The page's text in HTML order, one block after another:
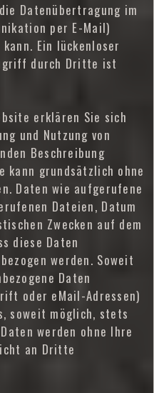
Datenübertragung im
per E-Mail)
Ein lückenloser
durch Dritte ist
erklären Sie sich
und Nutzung von
Beschreibung
kann grundsätzlich ohne
Daten wie aufgerufene
Dateien, Datum
Zwecken auf dem
diese Daten
werden. Soweit
Daten
oder eMail-Adressen)
soweit möglich, stets
werden ohne Ihre
an Dritte